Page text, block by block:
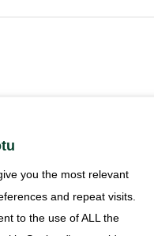
you the most relevant
and repeat visits.
to the use of ALL the